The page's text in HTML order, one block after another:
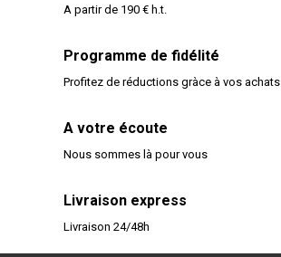
A partir de 190 € h.t.
Programme de fidélité
Profitez de réductions gràce à vos achats
A votre écoute
Nous sommes là pour vous
Livraison express
Livraison 24/48h